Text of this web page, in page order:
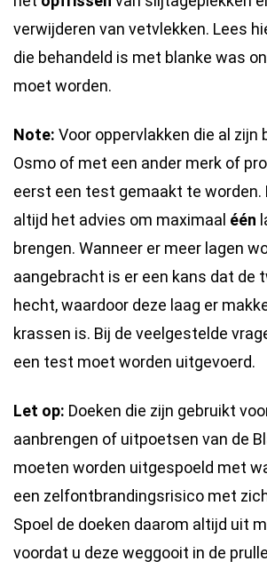
verwijderen van vetvlekken. Lees
die behandeld is met blanke was
moet worden.
Note: Voor oppervlakken die al zijn
Osmo of met een ander merk of
eerst een test gemaakt te worden.
altijd het advies om maximaal één
brengen. Wanneer er meer lagen
aangebracht is er een kans dat de
hecht, waardoor deze laag er
krassen is. Bij de veelgestelde
een test moet worden uitgevoerd.
Let op: Doeken die zijn gebruikt
aanbrengen of uitpoetsen van de
moeten worden uitgespoeld met
een zelfontbrandingsrisico met
Spoel de doeken daarom altijd uit
voordat u deze weggooit in de